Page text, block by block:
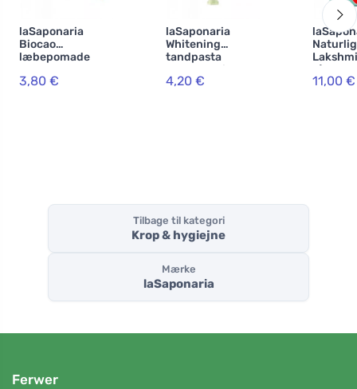
laSaponaria
Biocao
læbepomade
hyaluronsyre BIO
3,80 €
laSaponaria
Whitening
tandpasta
WonderWhite -
mint og aktivt kul
4,20 €
g) -
11,00 €
Tilbage til kategori
Krop & hygiejne
Mærke
laSaponaria
Ferwer